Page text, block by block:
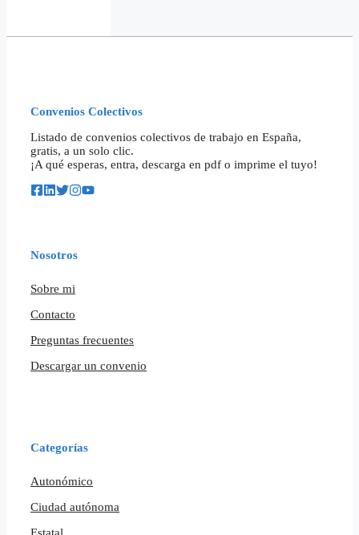
Convenios Colectivos
Listado de convenios colectivos de trabajo en España,
gratis, a un solo clic.
¡A qué esperas, entra, descarga en pdf o imprime el tuyo!
Nosotros
Sobre mi
Contacto
Preguntas frecuentes
Descargar un convenio
Categorías
Autonómico
Ciudad autónoma